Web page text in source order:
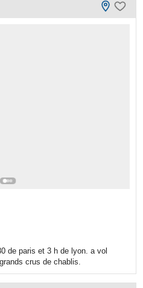
de paris et 3 h de lyon. a vol
crus de chablis.